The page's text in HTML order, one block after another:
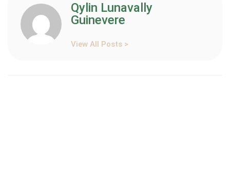
Qylin Lunavally
Guinevere
View All Posts >